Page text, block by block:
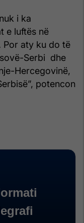
i ka
e luftës në
Por aty ku do të
Serbi dhe
Hercegovinë,
potencon